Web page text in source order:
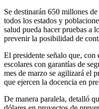
Se destinarán 650 millones
todos los estados y
salud pueda hacer pruebas a
prevenir la posibilidad de
El presidente señalo que,
escolares con garantías de
mes de marzo se agilizará el
que ejercen la docencia en
De manera paralela, detalló